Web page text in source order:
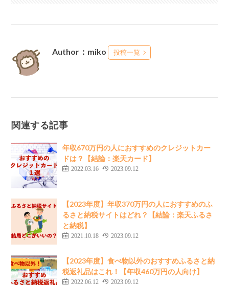
Author：miko 投稿一覧
関連する記事
年収670万円の人におすすめのクレジットカー
ドは？【結論：楽天カード】
2022.03.16 2023.09.12
【2023年度】年収370万円の人におすすめのふ
るさと納税サイトはどれ？【結論：楽天ふるさ
と納税】
2021.10.18 2023.09.12
【2023年度】食べ物以外のおすすめふるさと納
税返礼品はこれ！【年収460万円の人向け】
2022.06.12 2023.09.12